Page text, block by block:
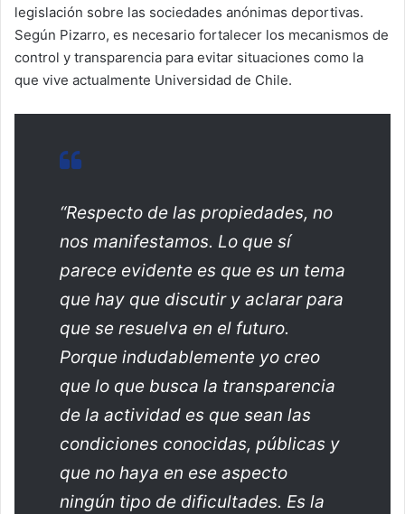
legislación sobre las sociedades anónimas deportivas.
Según Pizarro, es necesario fortalecer los mecanismos de
control y transparencia para evitar situaciones como la
que vive actualmente Universidad de Chile.
“Respecto de las propiedades, no
nos manifestamos. Lo que sí
parece evidente es que es un tema
que hay que discutir y aclarar para
que se resuelva en el futuro.
Porque indudablemente yo creo
que lo que busca la transparencia
de la actividad es que sean las
condiciones conocidas, públicas y
que no haya en ese aspecto
ningún tipo de dificultades. Es la